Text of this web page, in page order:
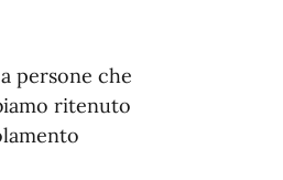
persone che
ritenuto